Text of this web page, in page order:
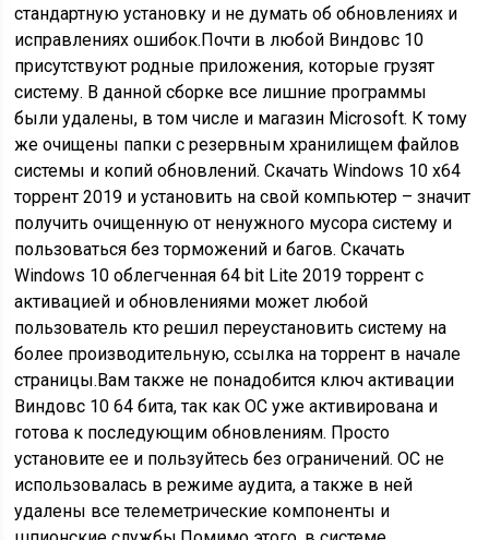
стандартную установку и не думать об обновлениях и
исправлениях ошибок.Почти в любой Виндовс 10
присутствуют родные приложения, которые грузят
систему. В данной сборке все лишние программы
были удалены, в том числе и магазин Microsoft. К тому
же очищены папки с резервным хранилищем файлов
системы и копий обновлений. Скачать Windows 10 x64
торрент 2019 и установить на свой компьютер – значит
получить очищенную от ненужного мусора систему и
пользоваться без торможений и багов. Скачать
Windows 10 облегченная 64 bit Lite 2019 торрент с
активацией и обновлениями может любой
пользователь кто решил переустановить систему на
более производительную, ссылка на торрент в начале
страницы.Вам также не понадобится ключ активации
Виндовс 10 64 бита, так как ОС уже активирована и
готова к последующим обновлениям. Просто
установите ее и пользуйтесь без ограничений. ОС не
использовалась в режиме аудита, а также в ней
удалены все телеметрические компоненты и